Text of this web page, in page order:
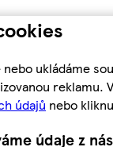
ukládáme
údajů nebo
údaje z